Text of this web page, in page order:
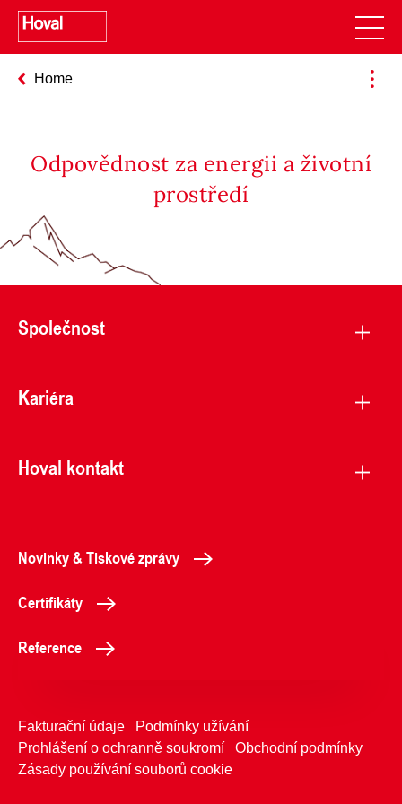
Home
Odpovědnost za energii a životní
prostředí
Společnost
Kariéra
Hoval kontakt
Novinky & Tiskové zprávy
Certifikáty
Reference
Fakturační údaje
Podmínky užívání
Prohlášení o ochranně soukromí
Obchodní podmínky
Zásady používání souborů cookie